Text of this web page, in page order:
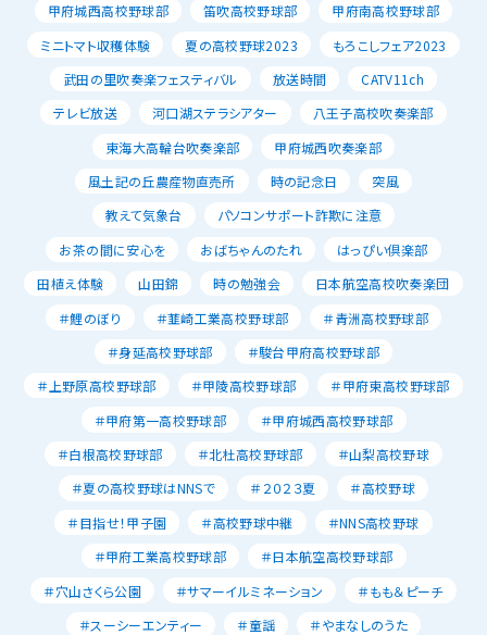
甲府城西高校野球部
笛吹高校野球部
甲府南高校野球部
ミニトマト収穫体験
夏の高校野球2023
もろこしフェア2023
武田の里吹奏楽フェスティバル
放送時間
CATV11ch
テレビ放送
河口湖ステラシアター
八王子高校吹奏楽部
東海大高輪台吹奏楽部
甲府城西吹奏楽部
風土記の丘農産物直売所
時の記念日
突風
教えて気象台
パソコンサポート詐欺に注意
お茶の間に安心を
おばちゃんのたれ
はっぴい倶楽部
田植え体験
山田錦 時の勉強会
日本航空高校吹奏楽団
＃鯉のぼり
＃韮崎工業高校野球部
＃青洲高校野球部
＃身延高校野球部
＃駿台甲府高校野球部
＃上野原高校野球部
＃甲陵高校野球部
＃甲府東高校野球部
＃甲府第一高校野球部
＃甲府城西高校野球部
＃白根高校野球部
＃北杜高校野球部
＃山梨高校野球
＃夏の高校野球はNNSで
＃２０２３夏
＃高校野球
＃目指せ！甲子園
＃高校野球中継
＃NNS高校野球
＃甲府工業高校野球部
＃日本航空高校野球部
＃穴山さくら公園
＃サマーイルミネーション
＃もも＆ピーチ
＃スーシーエンティー
＃童謡
＃やまなしのうた